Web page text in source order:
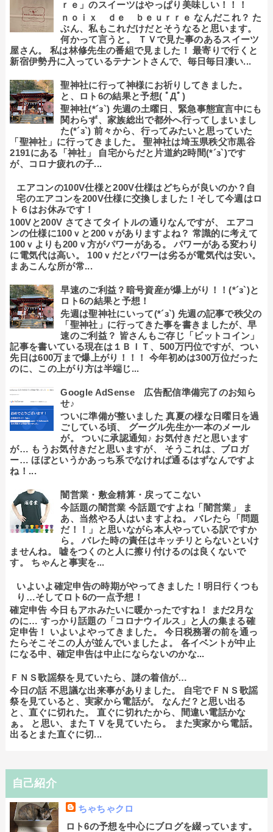
ｒｅ」のスイーツはやっぱり美味しい！！！
ｎｏｉｘ ｄｅ ｂｅｕｒｒｅ なんだこれ？ た
ぶん、私もこれだけだとそうなると思います。
何かって言うと。 ＴＶで見た事のあるスイーツ
屋さん。 私は林修先生の番組で見ました！ 最寄りで行くと
新宿伊勢丹に入っているテナントさんで、毎日毎日凄い...
聖神社に行って神様にお祈りしてきました。
と、ロト6の結果と予想( ﾟДﾟ)
聖神社(*´з`) 先週の土曜日、緊急事態宣言中にも
関わらず、家族総出で都外へ行ってしまいまし
た(*´з`) 前々から、行ってみたいと思っていた
「聖神社」に行ってきました。 聖神社は埼玉県秩父市黒谷
2191にある「神社」 自宅からだと片道約2時間(*´з`)です
が、コロナ疲れの子...
エアコンの100V仕様と200V仕様はどちらが良いのか？自
宅のエアコンを200V仕様に交換しました！そして今週はロ
ト６はお休みです！
100Vと200V さてさてタイトルの通りなんですが、 エアコ
ンの仕様に100ｖと200ｖがありますよね？ 常識的に考えて
100ｖよりも200ｖ方がパワーがある。 パワーがある変わり
に電気代は高い。 100ｖだとパワーは劣るが電気代は安い。
まあこんな所が常...
早速のご利益？暗号資産が爆上がり！！(*´з`)と
ロト6の結果と予想！
先週は聖神社にいって(*´з`) 先週の記事で秩父の
「聖神社」に行ってきた事を書きましたが、早
速のご利益？ 皆さんもご存じ「ビットコイン」
記事を書いている現在は１ＢＩＴ、500万円位ですが、つい
先日は600万まで爆上がり！！！ 今年初めは300万位だった
のに、この上がり方は半端じ...
Google AdSense 広告配信準備完了のお知ら
せ♪
ついに準備が整いました 真夏の様な日曜日を過
ごしている頃、 グーグル先生か一本のメール
が。 ついに承認通知♪ お気付きだと思います
が… もうお気付きだと思いますが、 そうこれは、ブロガ
ー… ほぼというかあっち系でなければ通るはずなんですよ
ね！...
闇営業・敷金精算・戻ってこない
今話題の闇営業 今話題ですよね「闇営業」 ま
あ、当然やる人はいますよね。 バレたら「問題
だ！！」と思いながら本人やっている訳ですか
ら。 バレた時の責任はキッチリとらないといけ
ませんね。 嘘をつくのと人に擦り付けるのは良くないで
す。 ちゃんと事実を...
いよいよ確定申告の時期がやってきました！明日行くつも
り…そしてロト6の一点予想！
確定申告 今日もアホみたいに暖かったですね！ まだ2月な
のに… すっかり話題の「コロナウイルス」と人の集まる確
定申告！ いよいよやってきました。 今日税務署の前を通っ
たらそこそこの人が並んでいましたよ。 各イベントが中止
になる中、確定申告は中止にならないのかな...
ＦＮＳ歌謡祭を見ていたら、謎の着信が…
今日の話 不思議な出来事がありました。 自宅でＦＮＳ歌謡
祭を見ていると、実家から電話が。 なんだ？と思い出る
と、直ぐに切れた。 直ぐに切れたから、間違い電話かな
ぁ。 と思い、またＴＶを見ていたら。 また実家から電話。
出るとまた直ぐに切...
自己紹介
ちゃちゃクロ
ロト6の予想を中心にブログを綴っています。